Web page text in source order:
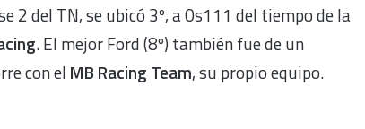
2 del TN, se ubicó 3º, a 0s111 del tiempo de la
. El mejor Ford (8º) también fue de un
con el MB Racing Team, su propio equipo.